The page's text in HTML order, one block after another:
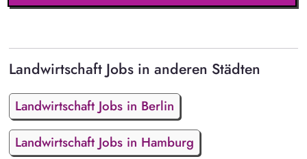
Landwirtschaft Jobs in anderen Städten
Landwirtschaft Jobs in Berlin
Landwirtschaft Jobs in Hamburg